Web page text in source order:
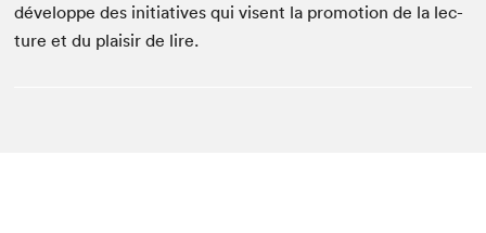
développe des ini­tia­tives qui visent la pro­mo­tion de la lec­
ture et du plaisir de lire.